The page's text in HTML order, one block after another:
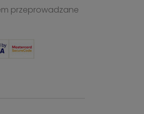
przeprowadzane